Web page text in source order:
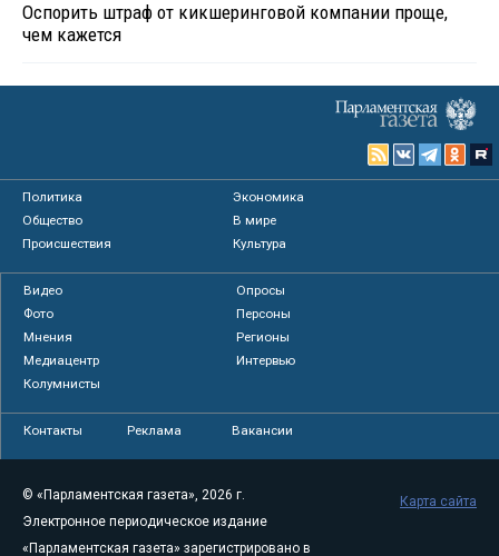
Оспорить штраф от кикшеринговой компании проще,
чем кажется
Политика
Экономика
Общество
В мире
Происшествия
Культура
Видео
Опросы
Фото
Персоны
Мнения
Регионы
Медиацентр
Интервью
Колумнисты
Контакты Реклама Вакансии
© «Парламентская газета», 2026 г.
Электронное периодическое издание
«Парламентская газета» зарегистрировано в
Карта сайта